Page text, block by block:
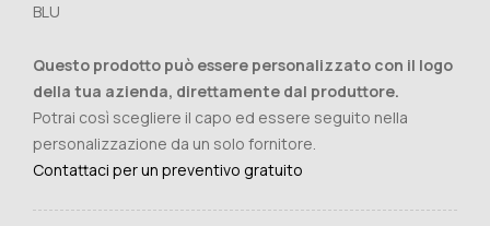
BLU
Questo prodotto può essere personalizzato con il logo
della tua azienda, direttamente dal produttore.
Potrai così scegliere il capo ed essere seguito nella
personalizzazione da un solo fornitore.
Contattaci per un preventivo gratuito